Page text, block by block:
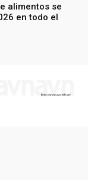
alimentos se
en todo el